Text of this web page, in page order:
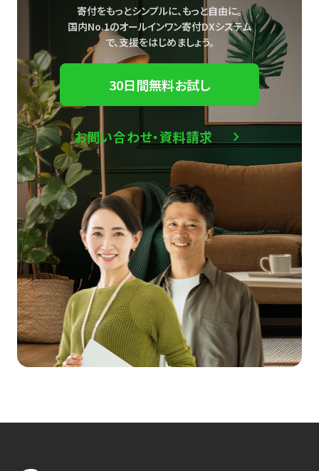
寄付をもっとシンプルに、もっと自由に。
国内No.1のオールインワン寄付DXシステム
で、支援をはじめましょう。
30日間無料お試し
お問い合わせ・資料請求